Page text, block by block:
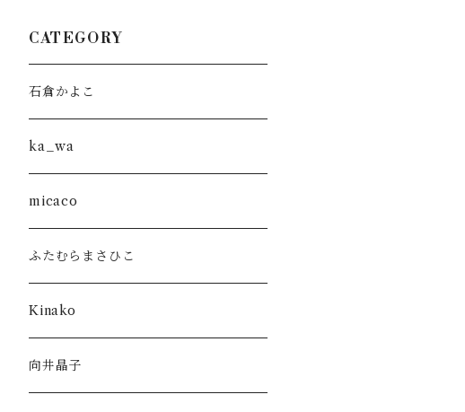
CATEGORY
石倉かよこ
ka_wa
micaco
ふたむらまさひこ
Kinako
向井晶子